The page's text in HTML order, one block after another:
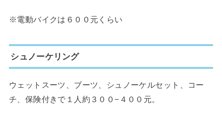
※電動バイクは６００元くらい
シュノーケリング
ウェットスーツ、ブーツ、シュノーケルセット、コー
チ、保険付きで１人約３００−４００元。